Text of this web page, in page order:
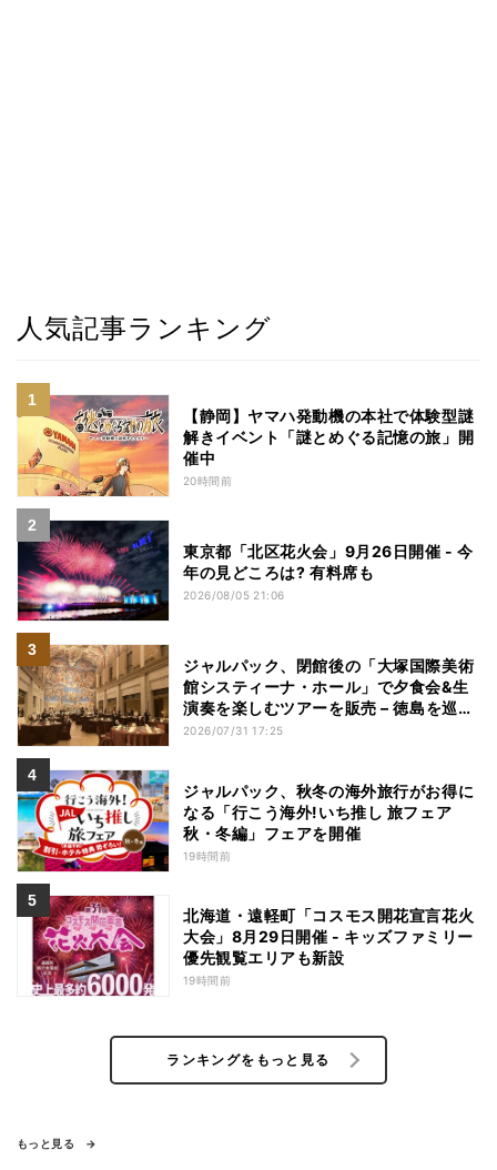
人気記事ランキング
【静岡】ヤマハ発動機の本社で体験型謎
解きイベント「謎とめぐる記憶の旅」開
催中
20時間前
東京都「北区花火会」9月26日開催 - 今
年の見どころは? 有料席も
2026/08/05 21:06
ジャルパック、閉館後の「大塚国際美術
館システィーナ・ホール」で夕食会&生
演奏を楽しむツアーを販売 – 徳島を巡る
5つのコース
2026/07/31 17:25
ジャルパック、秋冬の海外旅行がお得に
なる「行こう海外!いち推し 旅フェア
秋・冬編」フェアを開催
19時間前
北海道・遠軽町「コスモス開花宣言花火
大会」8月29日開催 - キッズファミリー
優先観覧エリアも新設
19時間前
ランキングをもっと見る
もっと見る